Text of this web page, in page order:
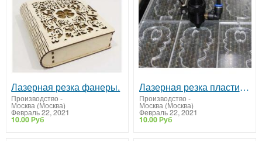
Лазерная резка фанеры.
Производство -
Москва (Москва)
Февраль 22, 2021
10.00 Руб
Лазерная резка пластика, фанеры, оргстекла.
Производство -
Москва (Москва)
Февраль 22, 2021
10.00 Руб